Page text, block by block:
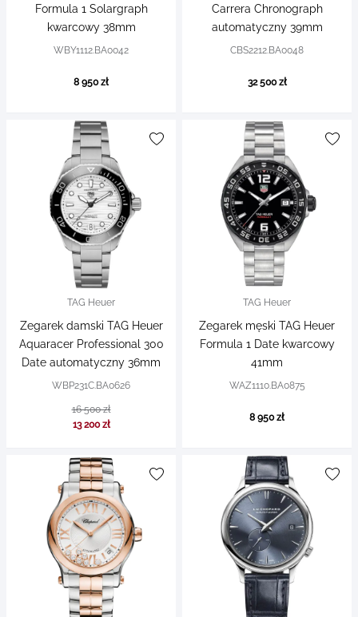
Formula 1 Solargraph
kwarcowy 38mm
WBY1112.BA0042
8 950 zł
Carrera Chronograph
automatyczny 39mm
CBS2212.BA0048
32 500 zł
TAG Heuer
Zegarek damski TAG Heuer
Aquaracer Professional 300
Date automatyczny 36mm
WBP231C.BA0626
16 500 zł
13 200 zł
TAG Heuer
Zegarek męski TAG Heuer
Formula 1 Date kwarcowy
41mm
WAZ1110.BA0875
8 950 zł